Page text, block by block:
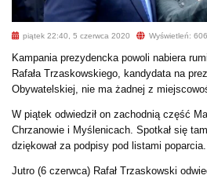
piątek 22:40, 5 czerwca 2020 Wyświetleń: 606
Kampania prezydencka powoli nabiera
Rafała Trzaskowskiego, kandydata na
Obywatelskiej, nie ma żadnej z
W piątek odwiedził on zachodnią część
Chrzanowie i Myślenicach. Spotkał się
dziękował za podpisy pod listami poparcia.
Jutro (6 czerwca) Rafał Trzaskowski